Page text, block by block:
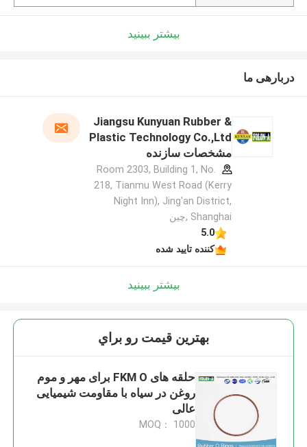
بیشتر ببینید
دربارهی ما
Jiangsu Kunyuan Rubber &
Plastic Technology Co.,Ltd
مشخصات سازنده
Room 2303, Building 1, No.
218, Tianmu West Road (Kerry
Night Inn), Jing'an District,
Shanghai ,چین
5.0
کننده تایید شده
بیشتر ببینید
بهترين قيمت رو براي
حلقه های FKM O برای مهر و موم
روغن در سیاه با مقاومت شیمیایی
عالی
MOQ： 1000